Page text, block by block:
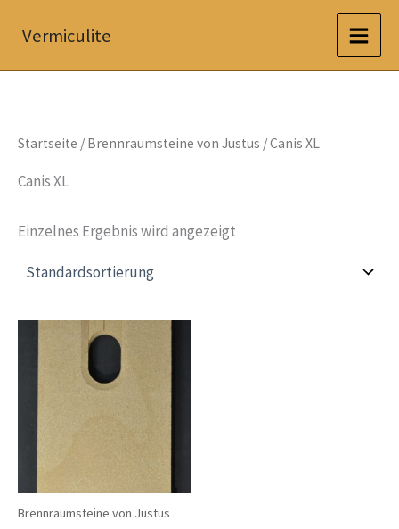
InhaltVermiculite
Startseite / Brennraumsteine von Justus / Canis XL
Canis XL
Einzelnes Ergebnis wird angezeigt
Brennraumsteine von Justus